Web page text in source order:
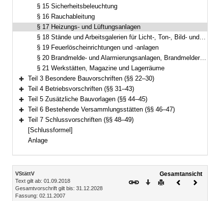
§ 15 Sicherheitsbeleuchtung
§ 16 Rauchableitung
§ 17 Heizungs- und Lüftungsanlagen
§ 18 Stände und Arbeitsgalerien für Licht-, Ton-, Bild- und Regieanlagen
§ 19 Feuerlöscheinrichtungen und -anlagen
§ 20 Brandmelde- und Alarmierungsanlagen, Brandmelder- und Alarmzentrale, Brandfallsteuerung der Aufzüge
§ 21 Werkstätten, Magazine und Lagerräume
Bereich erweitern
Teil 3 Besondere Bauvorschriften (§§ 22–30)
Bereich erweitern
Teil 4 Betriebsvorschriften (§§ 31–43)
Bereich erweitern
Teil 5 Zusätzliche Bauvorlagen (§§ 44–45)
Bereich erweitern
Teil 6 Bestehende Versammlungsstätten (§§ 46–47)
Bereich erweitern
Teil 7 Schlussvorschriften (§§ 48–49)
[Schlussformel]
Anlage
Inhalt
VStättV
Text gilt ab: 01.09.2018
Gesamtvorschrift gilt bis: 31.12.2028
Fassung: 02.11.2007
Gesamtansicht
Download
DruckenVorheriges